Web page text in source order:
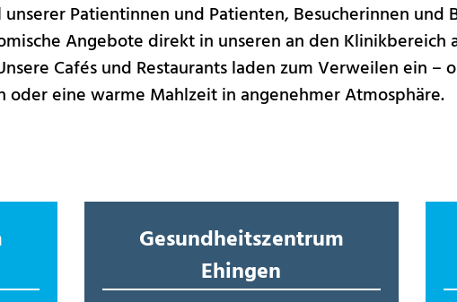
Patientinnen und Patienten, Besucherinnen und
Angebote direkt in unseren an den Klinikbereich
Cafés und Restaurants laden zum Verweilen ein –
oder eine warme Mahlzeit in angenehmer Atmosphäre.
Gesundheitszentrum
Ehingen